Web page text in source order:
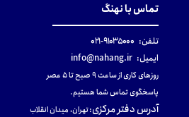
تماس با نهنگ
تلفن: ۹۱۰۳۵۰۰۰-۰۲۱
ایمیل: info@nahang.ir
روزهای کاری از ساعت ۹ صبح تا ۵ عصر
پاسخگوی تماس شما هستیم.
آدرس دفتر مرکزی:تهران، میدان انقلاب